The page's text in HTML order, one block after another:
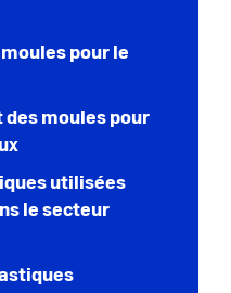
pour le
moules pour
utilisées
le secteur